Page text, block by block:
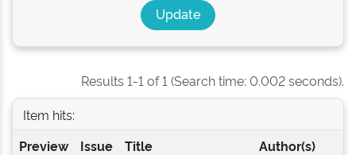
Results 1-1 of 1 (Search time: 0.002 seconds).
Item hits:
Preview
Issue
Title Author(s)